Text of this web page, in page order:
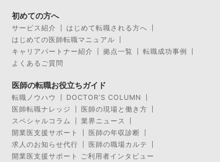
初めての方へ
サービス紹介
はじめて転職される方へ
はじめての医師転職マニュアル
キャリアパートナー紹介
拠点一覧
転職成功事例
よくあるご質問
医師の転職お役立ちガイド
転職ノウハウ
DOCTOR’S COLUMN
医師転職ナレッジ
医師の現場と働き方
スペシャルコラム
業界ニュース
開業医支援サポート
医師の年収診断
求人のお知らせ代行
医師の職場カルテ
開業医支援サポート ご利用者インタビュー